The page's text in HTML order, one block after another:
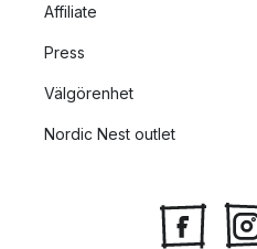
Affiliate
Press
Välgörenhet
Nordic Nest outlet